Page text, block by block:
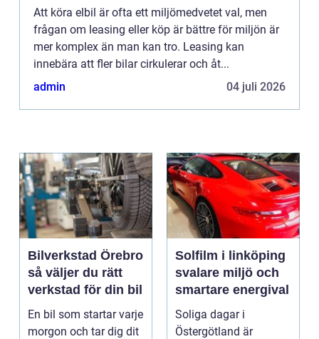
Att köra elbil är ofta ett miljömedvetet val, men
frågan om leasing eller köp är bättre för miljön är
mer komplex än man kan tro. Leasing kan
innebära att fler bilar cirkulerar och åt...
admin
04 juli 2026
Bilverkstad Örebro
så väljer du rätt
verkstad för din bil
En bil som startar varje
morgon och tar dig dit
Solfilm i linköping
svalare miljö och
smartare energival
Soliga dagar i
Östergötland är